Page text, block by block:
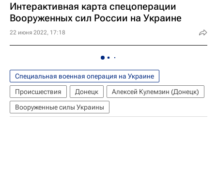
Интерактивная карта спецоперации
Вооруженных сил России на Украине
22 июня 2022, 17:18
Специальная военная операция на Украине
Происшествия
Донецк
Алексей Кулемзин (Донецк)
Вооруженные силы Украины